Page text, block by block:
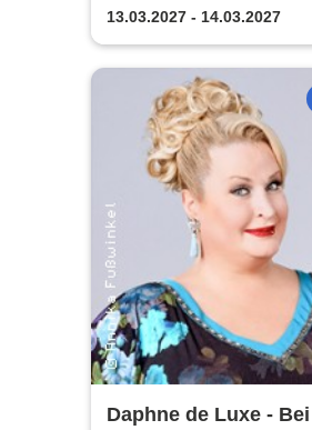
13.03.2027 - 14.03.2027
Daphne de Luxe -